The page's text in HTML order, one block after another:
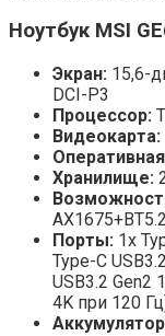
Ноутбук MSI
Экран: 15,6-
DCI-P3
Процессор:
Видеокарта:
Хранилище:
AX1675+BT5.2
Порты: 1x
Type-C
USB3.2 Gen2
4K при 120